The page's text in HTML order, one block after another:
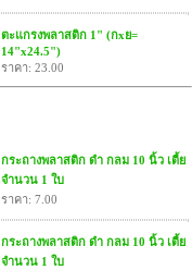
ตะแกรงพลาสติก 1" (กxย=
14"x24.5")
ราคา: 23.00
กระถางพลาสติก ดำ กลม 10 นิ้ว เตี้ย
จำนวน 1 ใบ
ราคา: 7.00
กระถางพลาสติก ดำ กลม 10 นิ้ว เตี้ย
จำนวน 1 ใบ